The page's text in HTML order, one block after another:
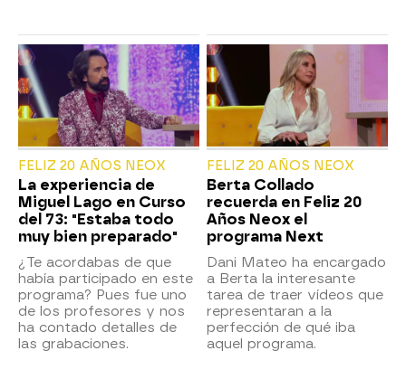
FELIZ 20 AÑOS NEOX
La experiencia de
Miguel Lago en Curso
del 73: "Estaba todo
muy bien preparado"
¿Te acordabas de que
había participado en este
programa? Pues fue uno
de los profesores y nos
ha contado detalles de
las grabaciones.
FELIZ 20 AÑOS NEOX
Berta Collado
recuerda en Feliz 20
Años Neox el
programa Next
Dani Mateo ha encargado
a Berta la interesante
tarea de traer vídeos que
representaran a la
perfección de qué iba
aquel programa.